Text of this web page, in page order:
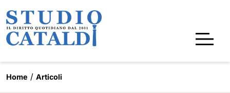
Home Articoli